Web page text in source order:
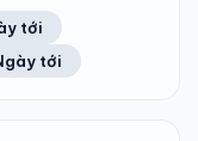
mưa
hPa
giótới
tới